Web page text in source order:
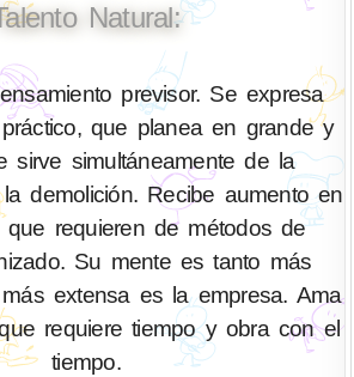
Natural:
previsor. Se expresa
que planea en grande y
sirve simultáneamente de la
demolición. Recibe aumento en
que requieren de métodos de
Su mente es tanto más
extensa es la empresa. Ama
requiere tiempo y obra con el
tiempo.